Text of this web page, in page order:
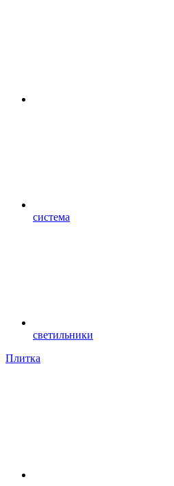
система
светильники
Плитка